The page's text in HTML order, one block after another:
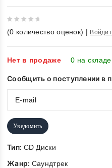
out
of
5
(0 количество оценок) |
Нет в продаже 0 на складе
Сообщить о поступлении в
Уведомить
Тип: CD Диски
Жанр: Саундтрек